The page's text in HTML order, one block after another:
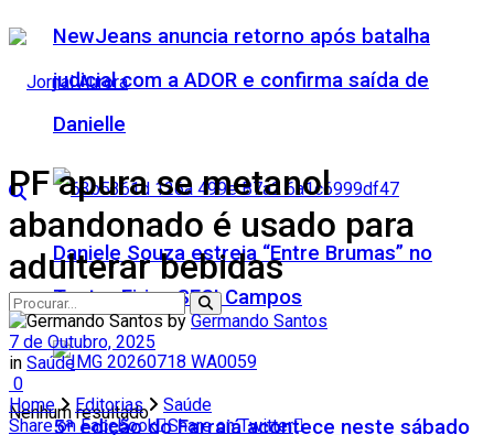
NewJeans anuncia retorno após batalha
judicial com a ADOR e confirma saída de
Danielle
Daniele Souza estreia “Entre Brumas” no
Teatro Firjan SESI Campos
5ª edição do Farraiá acontece neste sábado
Nenhum resultado
PF apura se metanol
abandonado é usado para
adulterar bebidas
by Germando Santos
7 de Outubro, 2025
in Saúde
0
Home
Editorias
Saúde
Share on Facebook Share on Twitter